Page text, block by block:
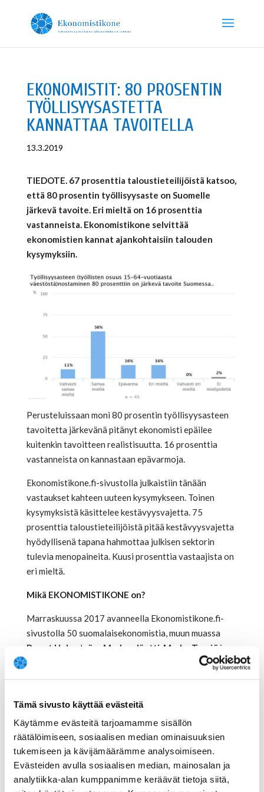
Tämä sivusto käyttää evästeitä
Käytämme evästeitä tarjoamamme sisällön
räätälöimiseen, sosiaalisen median ominaisuuksien
tukemiseen ja kävijämäärämme analysoimiseen.
Evästeiden avulla sosiaalisen median, mainosalan ja
analytiikka-alan kumppanimme keräävät tietoja siitä,
EKONOMISTIT: 80 PROSENTIN
TYÖLLISYYSASTETTA
KANNATTAA TAVOITELLA
13.3.2019
TIEDOTE. 67 prosenttia taloustieteilijöistä katsoo,
että 80 prosentin työllisyysaste on Suomelle
järkevä tavoite. Eri mieltä on 16 prosenttia
vastanneista. Ekonomistikone selvittää
ekonomistien kannat ajankohtaisiin talouden
kysymyksiin.
Perusteluissaan moni 80 prosentin työllisyysasteen
tavoitetta järkevänä pitänyt ekonomisti epäilee
kuitenkin tavoitteen realistisuutta. 16 prosenttia
vastanneista on kannastaan epävarmoja.
Ekonomistikone.fi-sivustolla julkaistiin tänään
vastaukset kahteen uuteen kysymykseen. Toinen
kysymyksistä käsittelee kestävyysvajetta. 75
prosenttia taloustieteilijöistä pitää kestävyysvajetta
hyödyllisenä tapana hahmottaa julkisen sektorin
tulevia menopaineita. Kuusi prosenttia vastaajista on
eri mieltä.
Mikä EKONOMISTIKONE on?
Marraskuussa 2017 avanneella Ekonomistikone.fi-
sivustolla 50 suomalaisekonomistia, muun muassa
Bengt Holmström, Markus Jäntti, Marko Terviö ja
Matti Pohjola
ottaa kantaa ajankohtaisiin talouden
kysymyksiin. Ekonomistikone on pysyvä, päivittyvä,
toimittajien, päättäjien ja taloudesta kiinnostuneiden
kansalaisten käyttöön, esimerkiksi Ekonomistikoneen
graafit ovat vapaasti ladattavissa ja julkaistavissa
lähde mainiten.
Ekonomistikoneeseen tulee säännöllisesti lisää uusia,
ajankohtaisia talouden kysymyksiä. Kysymykset